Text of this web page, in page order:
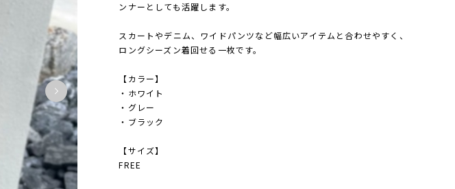
ンナーとしても活躍します。
スカートやデニム、ワイドパンツなど幅広いアイテムと合わせやすく、
ロングシーズン着回せる一枚です。
【カラー】
・ホワイト
・グレー
・ブラック
【サイズ】
FREE